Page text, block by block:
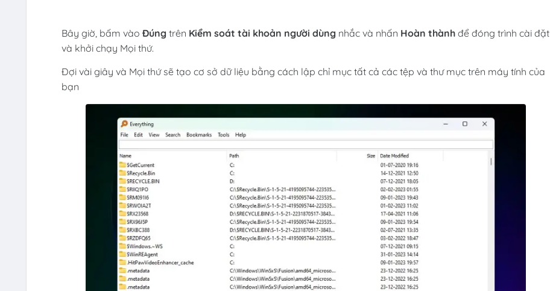
Bây giờ, bấm vào Đúng trên Kiểm soát tài khoản người dùng nhắc và nhấn Hoàn thànhđể đóng trình cài đặt
và khởi chạy Mọi thứ.
Đợi vài giây và Mọi thứ sẽ tạo cơ sở dữ liệu bằng cách lập chỉ mục tất cả các tệp và thư mục trên máy tính của
bạn